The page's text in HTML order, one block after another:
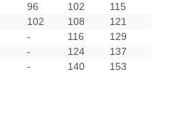
96 102
115
102 108
121
- 116
129
- 124
137
- 140
153